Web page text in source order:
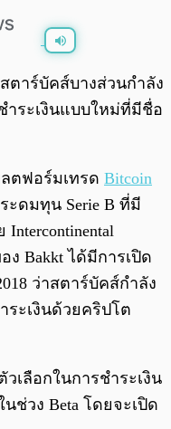
/
าร์บัคส์บางส่วนกำลัง
ำระเงินแบบใหม่ที่มีชื่อ
ตฟอร์มเทรด Bitcoin
ะดมทุน Serie B ที่มี
ง Bakkt ได้มีการเปิด
ว่าสตาร์บัคส์กำลัง
ะเงินด้วยคริปโต
วเลือกในการชำระเงิน
ช่วง Beta โดยจะเปิด